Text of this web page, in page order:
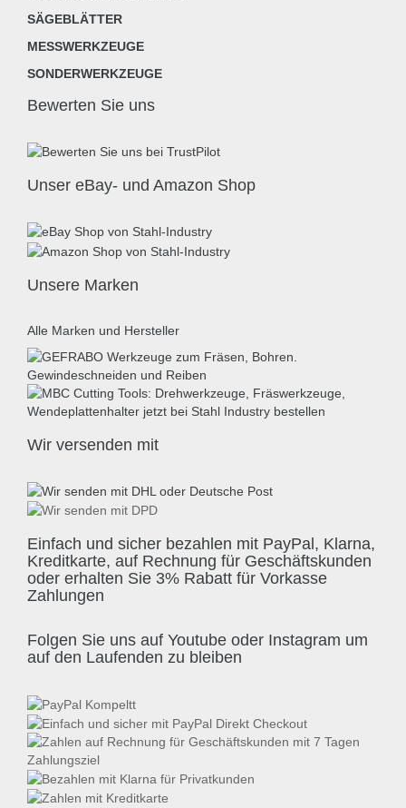
SÄGEBLÄTTER
MESSWERKZEUGE
SONDERWERKZEUGE
Bewerten Sie uns
Unser eBay- und Amazon Shop
Unsere Marken
Alle Marken und Hersteller
Wir versenden mit
Einfach und sicher bezahlen mit PayPal, Klarna,
Kreditkarte, auf Rechnung für Geschäftskunden
oder erhalten Sie 3% Rabatt für Vorkasse
Zahlungen
Folgen Sie uns auf Youtube oder Instagram um
auf den Laufenden zu bleiben